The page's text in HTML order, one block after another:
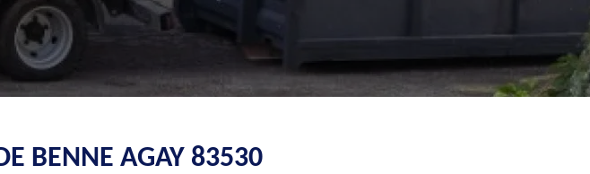
BENNE AGAY 83530